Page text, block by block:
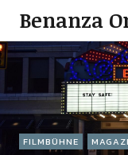
Benanza
FILMBÜHNE